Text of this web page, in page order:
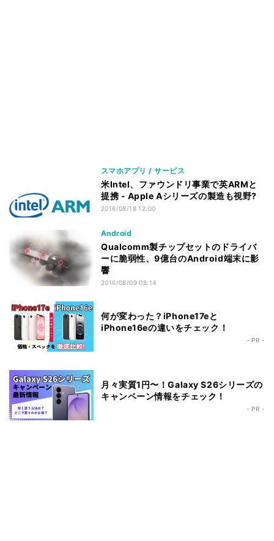
スマホアプリ / サービス
米Intel、ファウンドリ事業で英ARMと
提携 - Apple Aシリーズの製造も視野?
2016/08/18 12:00
Android
Qualcomm製チップセットのドライバ
ーに脆弱性、9億台のAndroid端末に影
響
2016/08/09 08:14
何が変わった？iPhone17eと
iPhone16eの違いをチェック！
- PR -
月々実質1円〜！Galaxy S26シリーズの
キャンペーン情報をチェック！
- PR -